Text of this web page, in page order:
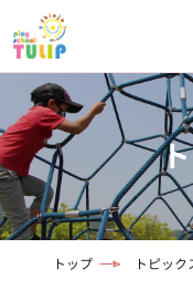
トップ トピック